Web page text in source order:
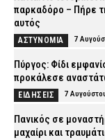
παρκαδόρο – Πήρε
αυτός
ΑΣΤΥΝΟΜΙΑ 7
Πύργος: Φίδι
προκάλεσε
ΕΙΔΗΣΕΙΣ 7
Πανικός σε
μαχαίρι και